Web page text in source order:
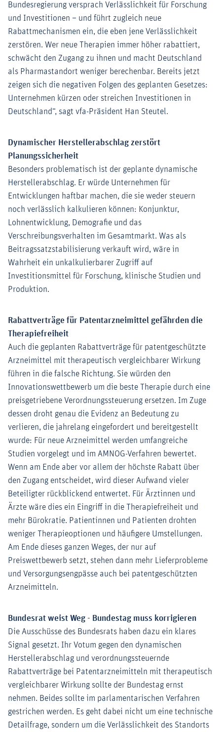
Bundesregierung versprach Verlässlichkeit für Forschung
und Investitionen – und führt zugleich neue
Rabattmechanismen ein, die eben jene Verlässlichkeit
zerstören. Wer neue Therapien immer höher rabattiert,
schwächt den Zugang zu ihnen und macht Deutschland
als Pharmastandort weniger berechenbar. Bereits jetzt
zeigen sich die negativen Folgen des geplanten Gesetzes:
Unternehmen kürzen oder streichen Investitionen in
Deutschland“, sagt vfa-Präsident Han Steutel.
Dynamischer Herstellerabschlag zerstört
Planungssicherheit
Besonders problematisch ist der geplante dynamische
Herstellerabschlag. Er würde Unternehmen für
Entwicklungen haftbar machen, die sie weder steuern
noch verlässlich kalkulieren können: Konjunktur,
Lohnentwicklung, Demografie und das
Verschreibungsverhalten im Gesamtmarkt. Was als
Beitragssatzstabilisierung verkauft wird, wäre in
Wahrheit ein unkalkulierbarer Zugriff auf
Investitionsmittel für Forschung, klinische Studien und
Produktion.
Rabattverträge für Patentarzneimittel gefährden die
Therapiefreiheit
Auch die geplanten Rabattverträge für patentgeschützte
Arzneimittel mit therapeutisch vergleichbarer Wirkung
führen in die falsche Richtung. Sie würden den
Innovationswettbewerb um die beste Therapie durch eine
preisgetriebene Verordnungssteuerung ersetzen. Im Zuge
dessen droht genau die Evidenz an Bedeutung zu
verlieren, die jahrelang eingefordert und bereitgestellt
wurde: Für neue Arzneimittel werden umfangreiche
Studien vorgelegt und im AMNOG-Verfahren bewertet.
Wenn am Ende aber vor allem der höchste Rabatt über
den Zugang entscheidet, wird dieser Aufwand vieler
Beteiligter rückblickend entwertet. Für Ärztinnen und
Ärzte wäre dies ein Eingriff in die Therapiefreiheit und
mehr Bürokratie. Patientinnen und Patienten drohten
weniger Therapieoptionen und häufigere Umstellungen.
Am Ende dieses ganzen Weges, der nur auf
Preiswettbewerb setzt, stehen dann mehr Lieferprobleme
und Versorgungsengpässe auch bei patentgeschützten
Arzneimitteln.
Bundesrat weist Weg - Bundestag muss korrigieren
Die Ausschüsse des Bundesrats haben dazu ein klares
Signal gesetzt. Ihr Votum gegen den dynamischen
Herstellerabschlag und verordnungssteuernde
Rabattverträge bei Patentarzneimitteln mit therapeutisch
vergleichbarer Wirkung sollte der Bundestag ernst
nehmen. Beides sollte im parlamentarischen Verfahren
gestrichen werden. Es geht dabei nicht um eine technische
Detailfrage, sondern um die Verlässlichkeit des Standorts